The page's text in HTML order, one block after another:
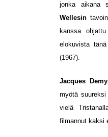
jonka aikana
Wellesin
kanssa
elokuvista
(1967).
Jacques
myötä
vielä
filmannut kaksi